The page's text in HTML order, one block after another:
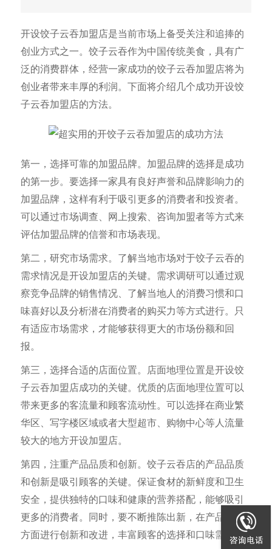
开设饺子云吞加盟店是当前市场上备受关注和追捧的
创业方式之一。饺子云吞作为中国传统美食，具有广
泛的消费群体，经营一家成功的饺子云吞加盟店将为
创业者带来丰厚的利润。下面将介绍几个成功开设饺
子云吞加盟店的方法。
第一，选择可靠的加盟品牌。加盟品牌的选择是成功
的第一步。要选择一家具有良好声誉和品牌影响力的
加盟品牌，这样有利于吸引更多的消费者和投资者。
可以通过市场调查、网上搜索、咨询加盟者等方式来
评估加盟品牌的信誉和市场表现。
第二，研究市场需求。了解当地市场对于饺子云吞的
需求情况是开设加盟店的关键。需求调研可以通过观
察竞争品牌的销售情况、了解当地人的消费习惯和口
味喜好以及分析潜在消费者的购买力等方式进行。只
有适应市场需求，才能够获得更大的市场份额和回
报。
第三，选择合适的店面位置。店面地理位置是开设饺
子云吞加盟店成功的关键。优质的店面地理位置可以
带来更多的客流量和顾客流动性。可以选择在商业繁
华区、写字楼区域或者大型超市、购物中心等人流量
较大的地方开设加盟店。
第四，注重产品品质和创新。饺子云吞店的产品品质
和创新是吸引顾客的关键。保证食材的新鲜度和卫生
安全，提供独特的口味和健康的营养搭配，能够吸引
更多的消费者。同时，要不断推陈出新，在产品研发
方面进行创新和改进，丰富顾客的选择和口味需求。